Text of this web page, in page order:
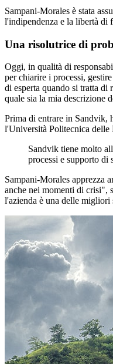
Sampani-Morales è stata
l'indipendenza e la libertà di
Una risolutrice di
Oggi, in qualità di
per chiarire i processi,
di esperta quando si tratta
quale sia la mia descrizione
Prima di entrare in Sandvik,
l'Università Politecnica delle
Sandvik tiene molto
processi e supporto di
Sampani-Morales apprezza
anche nei momenti di crisi",
l'azienda è una delle